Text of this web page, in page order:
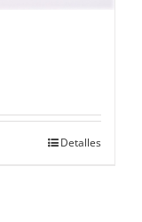
Detalles